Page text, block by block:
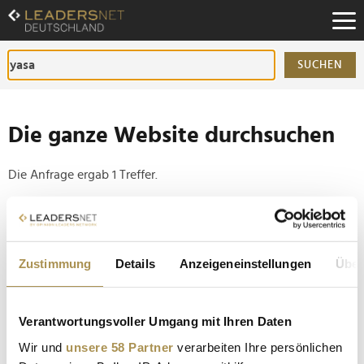
Zustimmung Details Anzeigeneinstellungen
Verantwortungsvoller Umgang mit Ihren Daten
Wir und unsere 58 Partner verarbeiten Ihre persönlichen
Zum
Inhalt
Zur
Fußzeilen-
Navigation
SUCHEN
Die ganze Website durchsuchen
Die Anfrage ergab 1 Treffer.
Tipp
Setzen Sie die gesuchten Wörter zwischen
Anführungszeichen: zb "Vorname Nachname".
Mercedes-AMG: Elektro-Konzeptfahrzeug bricht
mehrere Rekorde